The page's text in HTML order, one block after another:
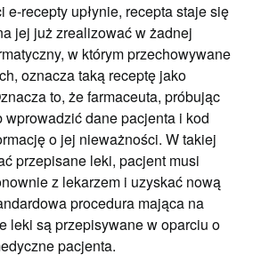
e-recepty upłynie, recepta staje się
jej już zrealizować w żadnej
w którym przechowywane
oznacza taką receptę jako
to, że farmaceuta, próbując
dane pacjenta i kod
o jej nieważności. W takiej
przepisane leki, pacjent musi
z lekarzem i uzyskać nową
procedura mająca na
leki są przepisywane w oparciu o
pacjenta.